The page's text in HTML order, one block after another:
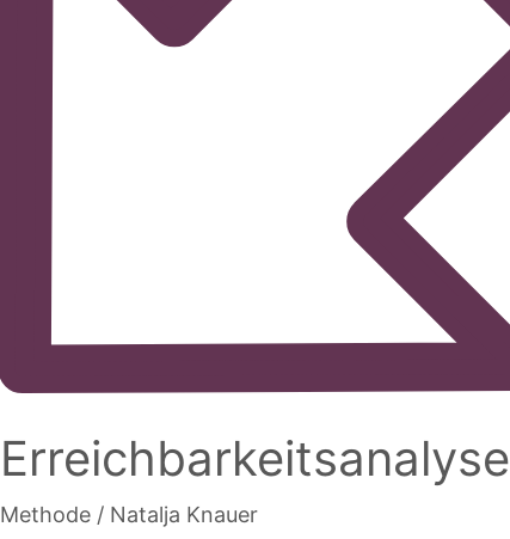
Erreichbarkeitsanalyse
Methode / Natalja Knauer